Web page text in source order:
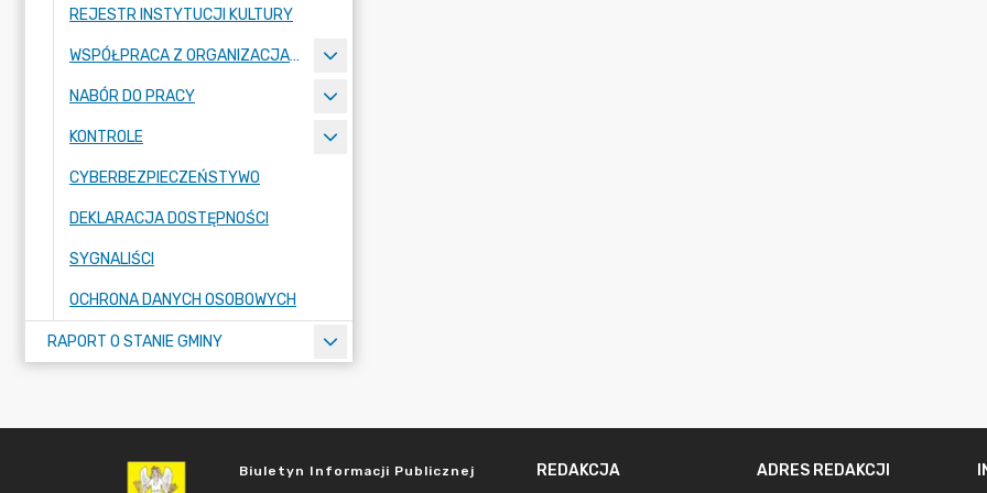
REJESTR INSTYTUCJI KULTURY
WSPÓŁPRACA Z ORGANIZACJAMI POZARZĄDOWYMI
NABÓR DO PRACY
KONTROLE
CYBERBEZPIECZEŃSTYWO
DEKLARACJA DOSTĘPNOŚCI
SYGNALIŚCI
OCHRONA DANYCH OSOBOWYCH
RAPORT O STANIE GMINY
Biuletyn Informacji Publicznej REDAKCJA ADRES REDAKCJI